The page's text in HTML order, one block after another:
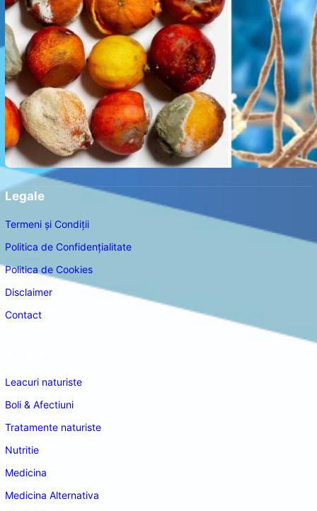
Legale
Termeni și Condiții
Politica de Confidențialitate
Politica de Cookies
Disclaimer
Contact
Leacuri naturiste
Boli & Afectiuni
Tratamente naturiste
Nutritie
Medicina
Medicina Alternativa